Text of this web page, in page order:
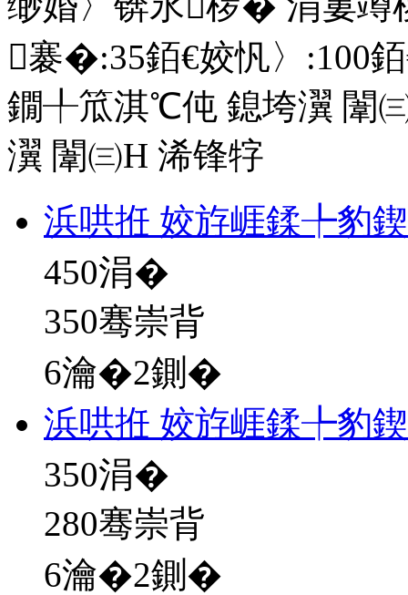
褰�:35銆€姣忛〉:100
鐗╀笟淇℃伅 鎴垮瀷 闈
瀷 闈㈢Н 浠锋牸
浜哄拰 姣斿崕鍒╄豹
450涓�
350骞崇背
6瀹�2鍘�
浜哄拰 姣斿崕鍒╄豹
350涓�
280骞崇背
6瀹�2鍘�